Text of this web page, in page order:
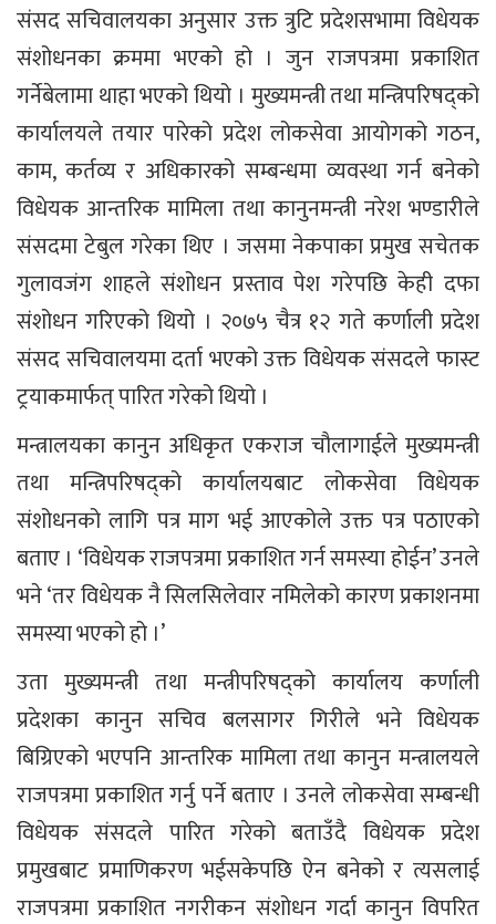
संसद सचिवालयका अनुसार उक्त त्रुटि प्रदेशसभामा विधेयक
संशोधनका क्रममा भएको हो । जुन राजपत्रमा प्रकाशित
गर्नेबेलामा थाहा भएको थियो । मुख्यमन्त्री तथा मन्त्रिपरिषद्को
कार्यालयले तयार पारेको प्रदेश लोकसेवा आयोगको गठन,
काम, कर्तव्य र अधिकारको सम्बन्धमा व्यवस्था गर्न बनेको
विधेयक आन्तरिक मामिला तथा कानुनमन्त्री नरेश भण्डारीले
संसदमा टेबुल गरेका थिए । जसमा नेकपाका प्रमुख सचेतक
गुलावजंग शाहले संशोधन प्रस्ताव पेश गरेपछि केही दफा
संशोधन गरिएको थियो । २०७५ चैत्र १२ गते कर्णाली प्रदेश
संसद सचिवालयमा दर्ता भएको उक्त विधेयक संसदले फास्ट
ट्रयाकमार्फत् पारित गरेको थियो ।
मन्त्रालयका कानुन अधिकृत एकराज चौलागाईले मुख्यमन्त्री
तथा मन्त्रिपरिषद्को कार्यालयबाट लोकसेवा विधेयक
संशोधनको लागि पत्र माग भई आएकोले उक्त पत्र पठाएको
बताए । ‘विधेयक राजपत्रमा प्रकाशित गर्न समस्या होईन’ उनले
भने ‘तर विधेयक नै सिलसिलेवार नमिलेको कारण प्रकाशनमा
समस्या भएको हो ।’
उता मुख्यमन्त्री तथा मन्त्रीपरिषद्को कार्यालय कर्णाली
प्रदेशका कानुन सचिव बलसागर गिरीले भने विधेयक
बिग्रिएको भएपनि आन्तरिक मामिला तथा कानुन मन्त्रालयले
राजपत्रमा प्रकाशित गर्नु पर्ने बताए । उनले लोकसेवा सम्बन्धी
विधेयक संसदले पारित गरेको बताउँदै विधेयक प्रदेश
प्रमुखबाट प्रमाणिकरण भईसकेपछि ऐन बनेको र त्यसलाई
राजपत्रमा प्रकाशित नगरीकन संशोधन गर्दा कानुन विपरित